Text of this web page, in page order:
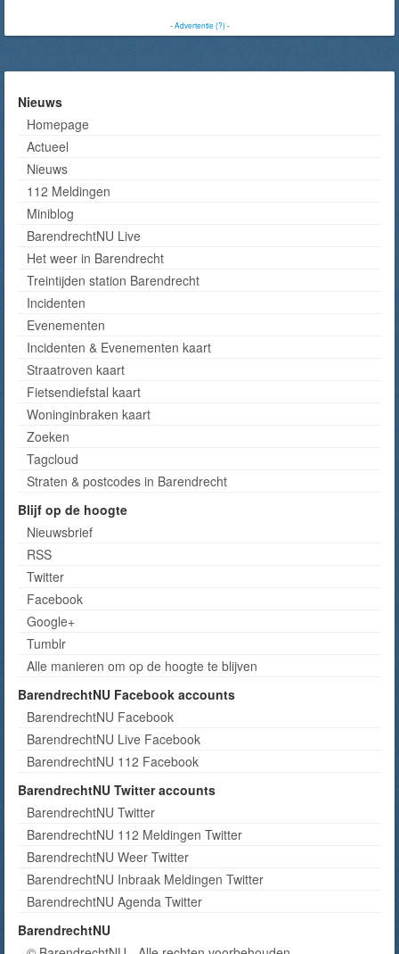
-Advertentie (?)-
Nieuws
Homepage
Actueel
Nieuws
112 Meldingen
Miniblog
BarendrechtNU Live
Het weer in Barendrecht
Treintijden station Barendrecht
Incidenten
Evenementen
Incidenten & Evenementen kaart
Straatroven kaart
Fietsendiefstal kaart
Woninginbraken kaart
Zoeken
Tagcloud
Straten & postcodes in Barendrecht
Blijf op de hoogte
Nieuwsbrief
RSS
Twitter
Facebook
Google+
Tumblr
Alle manieren om op de hoogte te blijven
BarendrechtNU Facebook accounts
BarendrechtNU Facebook
BarendrechtNU Live Facebook
BarendrechtNU 112 Facebook
BarendrechtNU Twitter accounts
BarendrechtNU Twitter
BarendrechtNU 112 Meldingen Twitter
BarendrechtNU Weer Twitter
BarendrechtNU Inbraak Meldingen Twitter
BarendrechtNU Agenda Twitter
BarendrechtNU